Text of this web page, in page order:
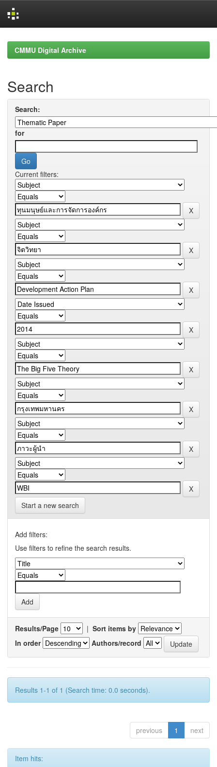
navigationCMMU Digital Archive
Search
Search:
for
Current filters:
Start a new search
Add filters:
Use filters to refine the search results.
Results/Page | Sort items by
In order
Authors/record
Results 1-1 of 1 (Search time: 0.0 seconds).
previous 1 next
Item hits: